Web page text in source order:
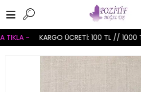
- KARGO ÜCRETİ: 100 TL // 1000 TL